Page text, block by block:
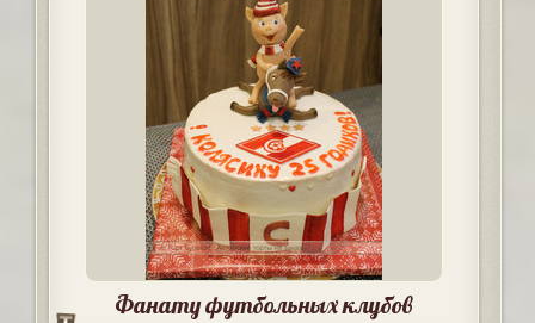
Фанату футбольных клубов